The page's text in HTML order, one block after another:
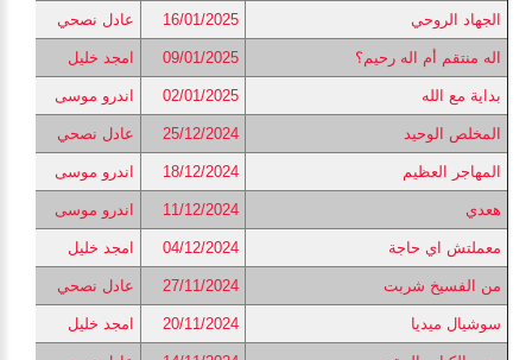
الجهاد الروحي 16/01/2025 عادل نصحي
اله منتقم أم اله رحيم؟ 09/01/2025 امجد خليل
بداية مع الله 02/01/2025 اندرو موسى
المخلص الوحيد 25/12/2024 عادل نصحي
المهاجر العظيم 18/12/2024 اندرو موسى
هعدي 11/12/2024 اندرو موسى
معملتش اي حاجة 04/12/2024 امجد خليل
من الفسيخ شربت 27/11/2024 عادل نصحي
سوشيال ميديا 20/11/2024 امجد خليل